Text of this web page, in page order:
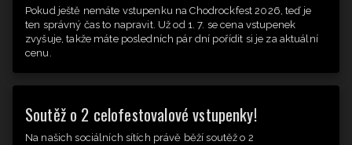
Pokud ještě nemáte vstupenku na Chodrockfest 2026, teď je
ten správný čas to napravit. Už od 1. 7. se cena vstupenek
zvyšuje, takže máte posledních pár dní pořídit si je za aktuální
cenu.
Soutěž o 2 celofestovalové vstupenky!
Na našich sociálních sítích právě běží soutěž o 2